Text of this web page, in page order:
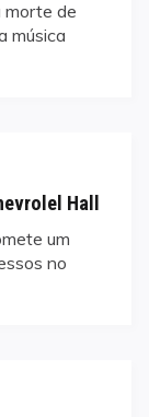
morte de
música
Hall
um
no